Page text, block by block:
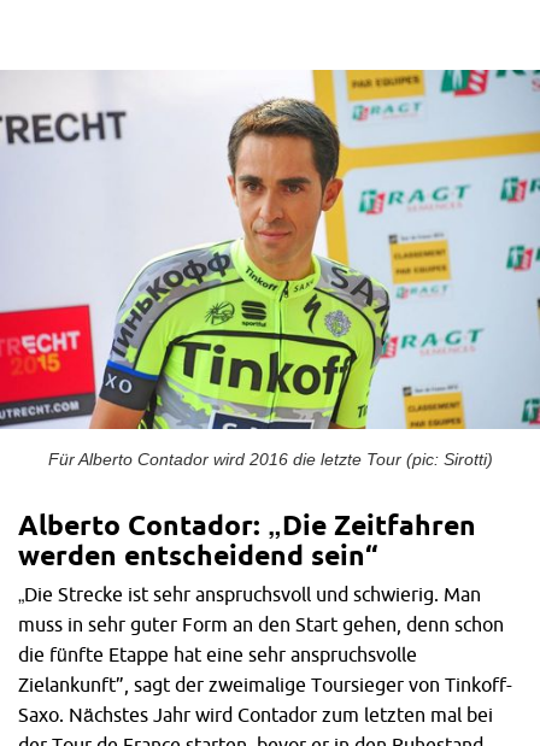
Für Alberto Contador wird 2016 die letzte Tour (pic: Sirotti)
Alberto Contador: „Die Zeitfahren
werden entscheidend sein“
„Die Strecke ist sehr anspruchsvoll und schwierig. Man
muss in sehr guter Form an den Start gehen, denn schon
die fünfte Etappe hat eine sehr anspruchsvolle
Zielankunft”, sagt der zweimalige Toursieger von Tinkoff-
Saxo. Nächstes Jahr wird Contador zum letzten mal bei